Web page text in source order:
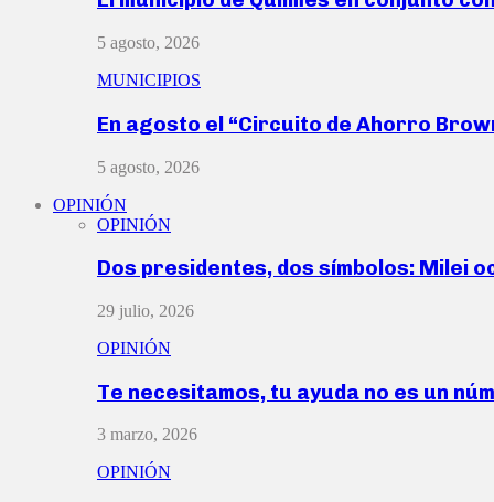
5 agosto, 2026
MUNICIPIOS
En agosto el “Circuito de Ahorro
5 agosto, 2026
OPINIÓN
OPINIÓN
Dos presidentes, dos símbolos: Milei
29 julio, 2026
OPINIÓN
Te necesitamos, tu ayuda no es un
3 marzo, 2026
OPINIÓN